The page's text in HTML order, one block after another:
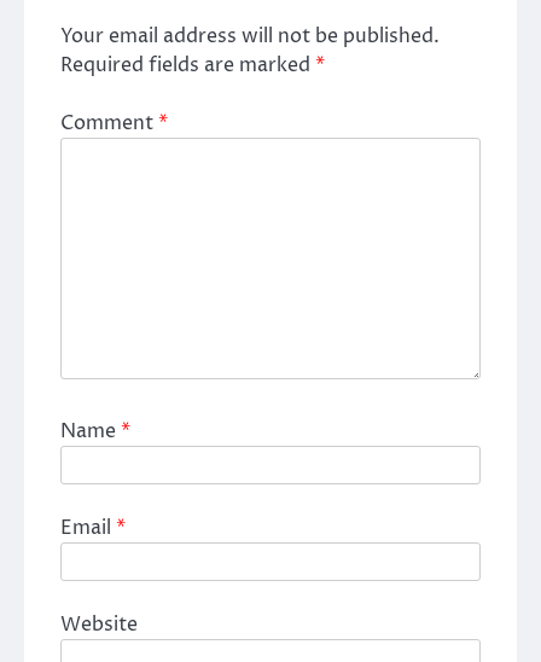
Your email address will not be published.
Required fields are marked *
Comment*
Name*
Email *
Website